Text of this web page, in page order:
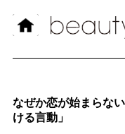
なぜか恋が始まらな
ける言動」